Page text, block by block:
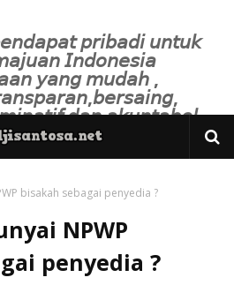
𝘱𝘳𝘪𝘣𝘢𝘥𝘪 𝘶𝘯𝘵𝘶𝘬
𝘐𝘯𝘥𝘰𝘯𝘦𝘴𝘪𝘢
𝘺𝘢𝘯𝘨 𝘮𝘶𝘥𝘢𝘩 ,
𝘥𝘢𝘯 𝘢𝘬𝘶𝘯𝘵𝘢𝘣𝘦𝘭.
bisakah sebagai penyedia ?
NPWP
penyedia ?